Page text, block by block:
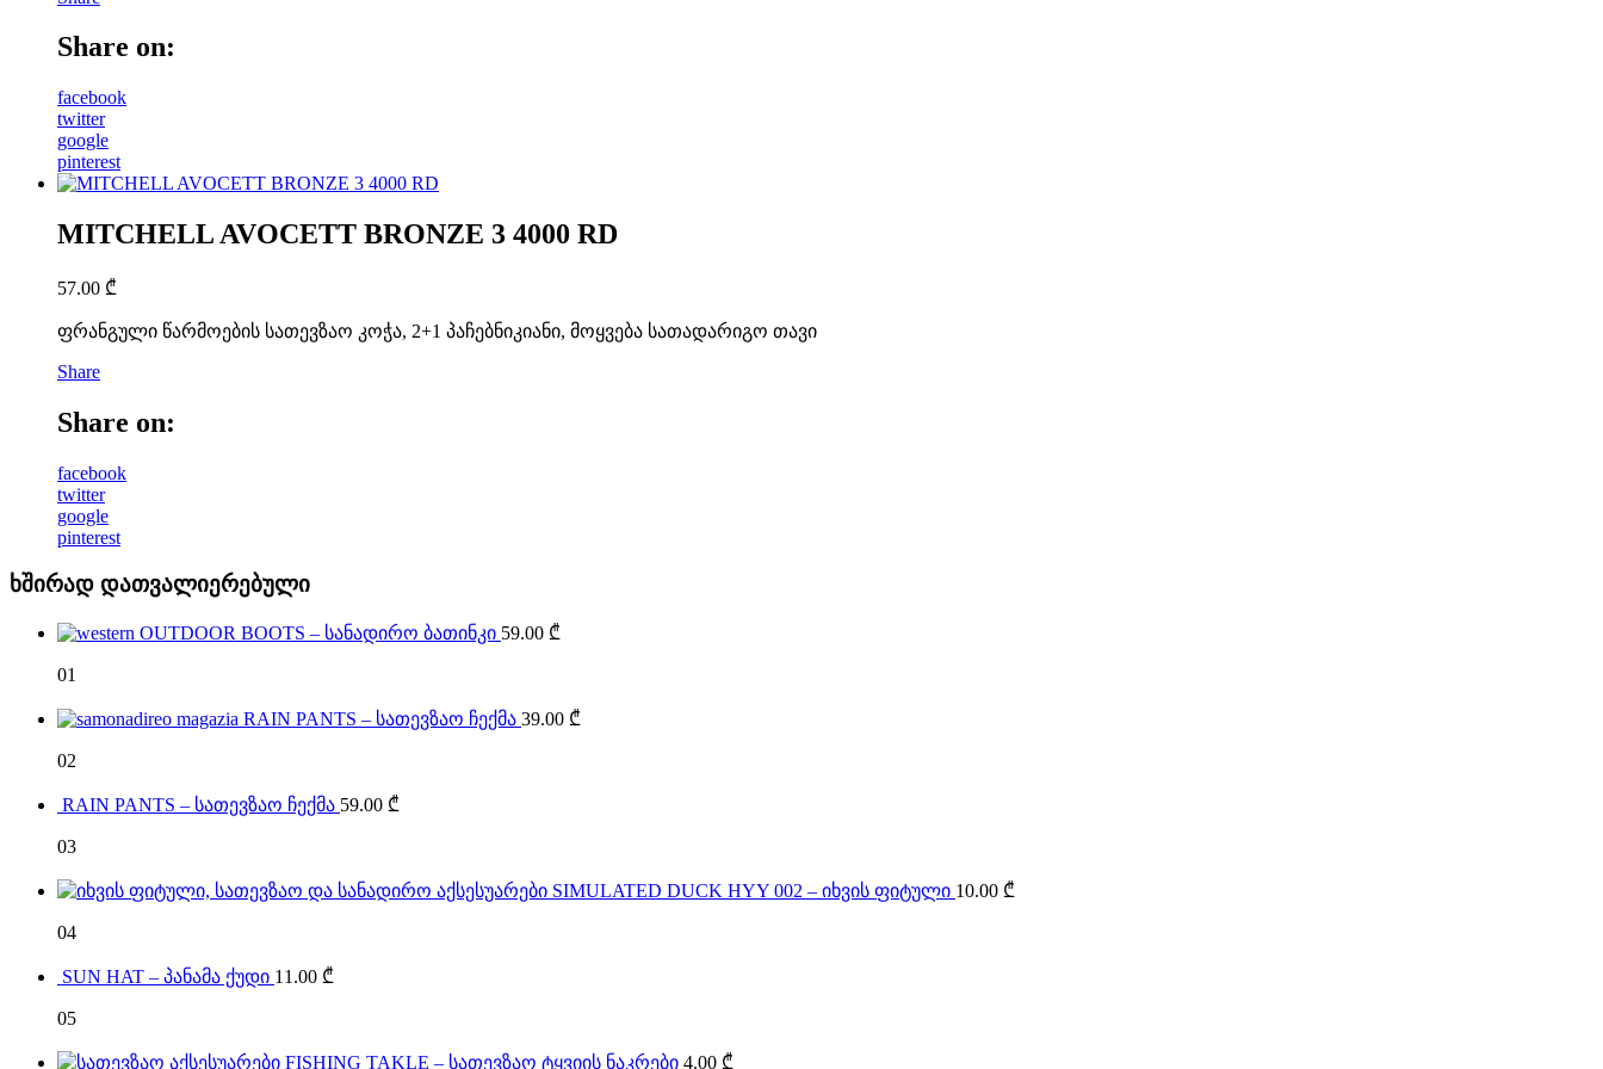
Share on:
facebook
twitter
google
pinterest
MITCHELL AVOCETT BRONZE 3 4000 RD
57.00 ₾
ფრანგული წარმოების სათევზაო კოჭა, 2+1 პაჩებნიკიანი, მოყვება სათადარიგო თავი
Share
Share on:
facebook
twitter
google
pinterest
ხშირად დათვალიერებული
OUTDOOR BOOTS – სანადირო ბათინკი 59.00 ₾
01
RAIN PANTS – სათევზაო ჩექმა 39.00 ₾
02
RAIN PANTS – სათევზაო ჩექმა 59.00 ₾
03
SIMULATED DUCK HYY 002 – იხვის ფიტული 10.00 ₾
04
SUN HAT – პანამა ქუდი 11.00 ₾
05
FISHING TAKLE – სათევზაო ტყვიის ნაკრები 4.00 ₾